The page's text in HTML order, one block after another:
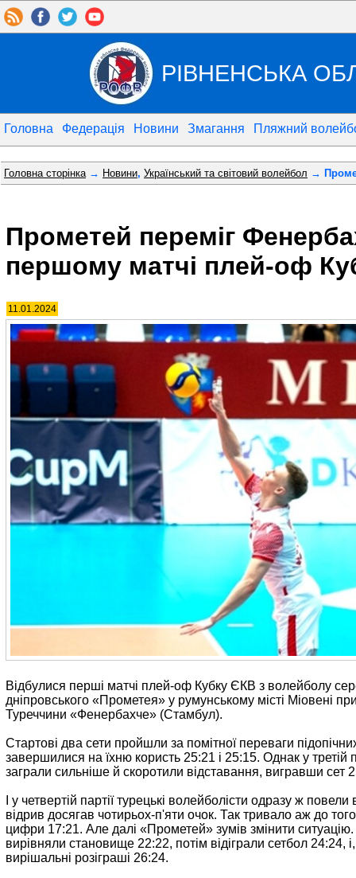
РІВНЕНСЬКА
Головна Федерація Новини Змагання Пляжний
Головна сторінка→ Новини, Український та світовий волейбол →
Прометей переміг
першому матчі плей-оф
11.01.2024
Відбулися перші матчі плей-оф Кубку ЄКВ з волейболу
дніпровського «Прометея» у румунському місті Міовені
Туреччини «Фенербахче» (Стамбул).
Стартові два сети пройшли за помітної переваги
завершилися на їхню користь 25:21 і 25:15. Однак у третій
заграли сильніше й скоротили відставання, вигравши сет
І у четвертій партії турецькі волейболісти одразу ж
відрив досягав чотирьох-п'яти очок. Так тривало аж до
цифри 17:21. Але далі «Прометей» зумів змінити ситуацію.
вирівняли становище 22:22, потім відіграли сетбол 24:24,
вирішальні розіграші 26:24.